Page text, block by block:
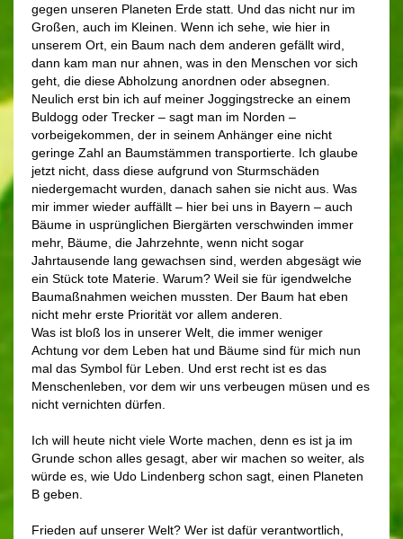
gegen unseren Planeten Erde statt. Und das nicht nur im
Großen, auch im Kleinen. Wenn ich sehe, wie hier in
unserem Ort, ein Baum nach dem anderen gefällt wird,
dann kam man nur ahnen, was in den Menschen vor sich
geht, die diese Abholzung anordnen oder absegnen.
Neulich erst bin ich auf meiner Joggingstrecke an einem
Buldogg oder Trecker – sagt man im Norden –
vorbeigekommen, der in seinem Anhänger eine nicht
geringe Zahl an Baumstämmen transportierte. Ich glaube
jetzt nicht, dass diese aufgrund von Sturmschäden
niedergemacht wurden, danach sahen sie nicht aus. Was
mir immer wieder auffällt – hier bei uns in Bayern – auch
Bäume in usprünglichen Biergärten verschwinden immer
mehr, Bäume, die Jahrzehnte, wenn nicht sogar
Jahrtausende lang gewachsen sind, werden abgesägt wie
ein Stück tote Materie. Warum? Weil sie für igendwelche
Baumaßnahmen weichen mussten. Der Baum hat eben
nicht mehr erste Priorität vor allem anderen.
Was ist bloß los in unserer Welt, die immer weniger
Achtung vor dem Leben hat und Bäume sind für mich nun
mal das Symbol für Leben. Und erst recht ist es das
Menschenleben, vor dem wir uns verbeugen müsen und es
nicht vernichten dürfen.
Ich will heute nicht viele Worte machen, denn es ist ja im
Grunde schon alles gesagt, aber wir machen so weiter, als
würde es, wie Udo Lindenberg schon sagt, einen Planeten
B geben.
Frieden auf unserer Welt? Wer ist dafür verantwortlich,